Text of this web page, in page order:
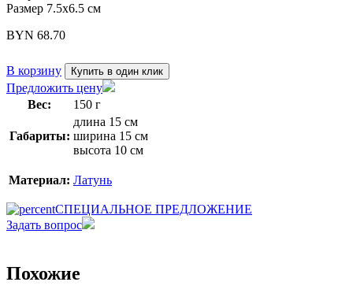
Размер 7.5х6.5 см
BYN 68.70
В корзину Купить в один клик
Предложить цену
Вес:
150 г
Габариты:
длина 15 см
ширина 15 см
высота 10 см
Материал: Латунь
СПЕЦИАЛЬНОЕ ПРЕДЛОЖЕНИЕ
Задать вопрос
Похожие